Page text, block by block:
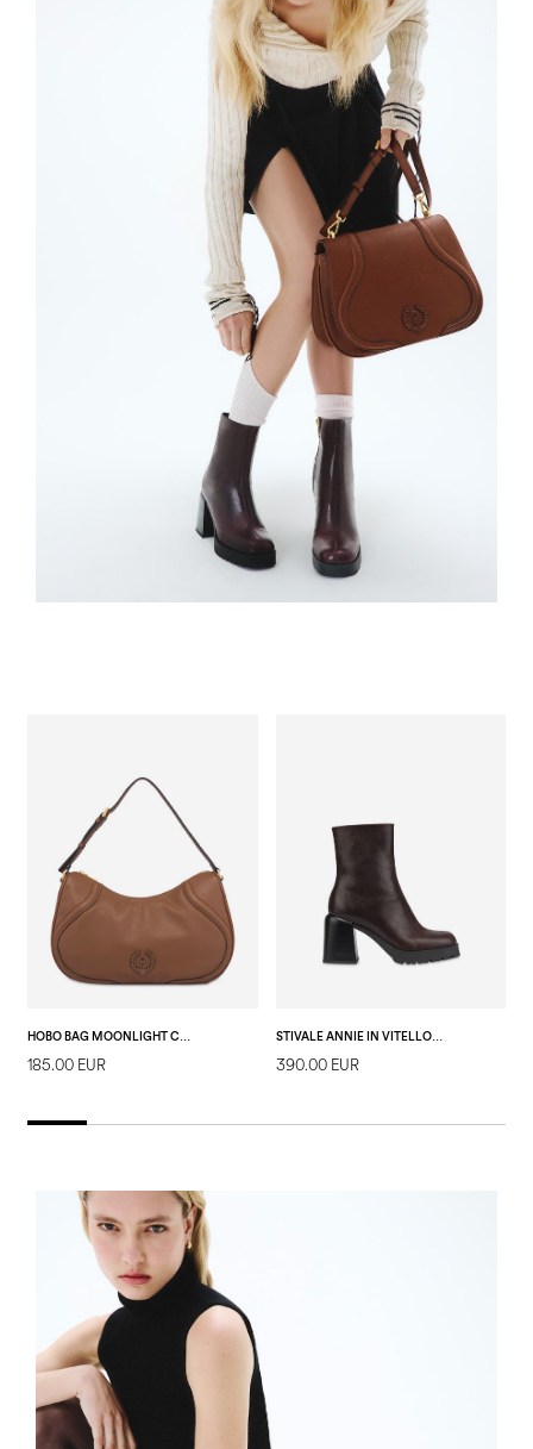
185.00 EUR
STIVALE ANNIE IN VITELLO AMARANTO
390.00 EUR